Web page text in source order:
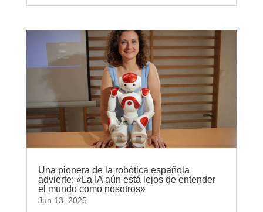
Una pionera de la robótica española
advierte: «La IA aún está lejos de entender
el mundo como nosotros»
Jun 13, 2025